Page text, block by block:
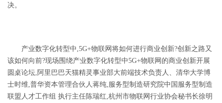
决。
产业数字化转型中,5G+物联网将如何进行商业创新?创新之路又
该如何向前?现场围绕产业数字化转型中5G+物联网的商业创新开展
圆桌论坛,阿里巴巴天猫精灵事业部大前端技术负责人、清华大学博
士时维,普华资本管理合伙人蒋纯,服务型制造研究院中国服务型制造
联盟人才工作组 执行主任陈瑞红,杭州市物联网行业协会秘书长徐明